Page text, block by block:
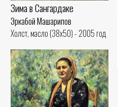
Зима в Сангардакe
Эркабой Машарипов
Холст, масло (38x50) - 2005 год